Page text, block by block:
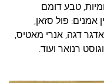
טבע דומם
אמנים: פול סזאן,
אדגר דגה, אנרי מאטיס,
רנואר ועוד.